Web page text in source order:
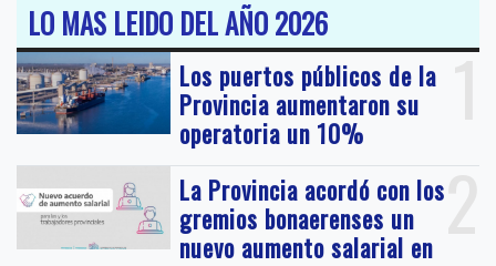
LO MAS LEIDO DEL AÑO 2026
1
Los puertos públicos de la
Provincia aumentaron su
operatoria un 10%
2
La Provincia acordó con los
gremios bonaerenses un
nuevo aumento salarial en